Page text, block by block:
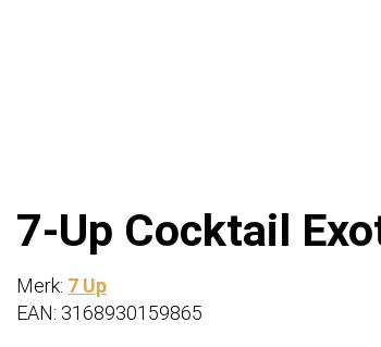
7-Up Cocktail
Merk: 7 Up
EAN: 3168930159865